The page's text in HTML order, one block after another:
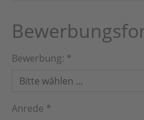
Bewerbung: *
Anrede *